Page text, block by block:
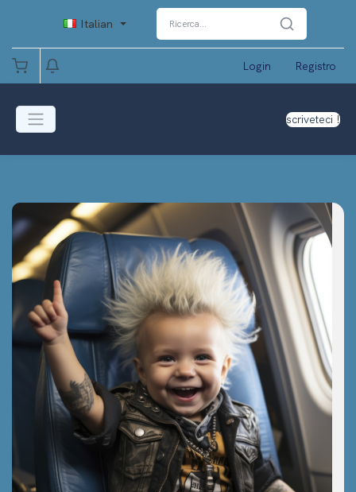
Italian
Login Registro
scriveteci !